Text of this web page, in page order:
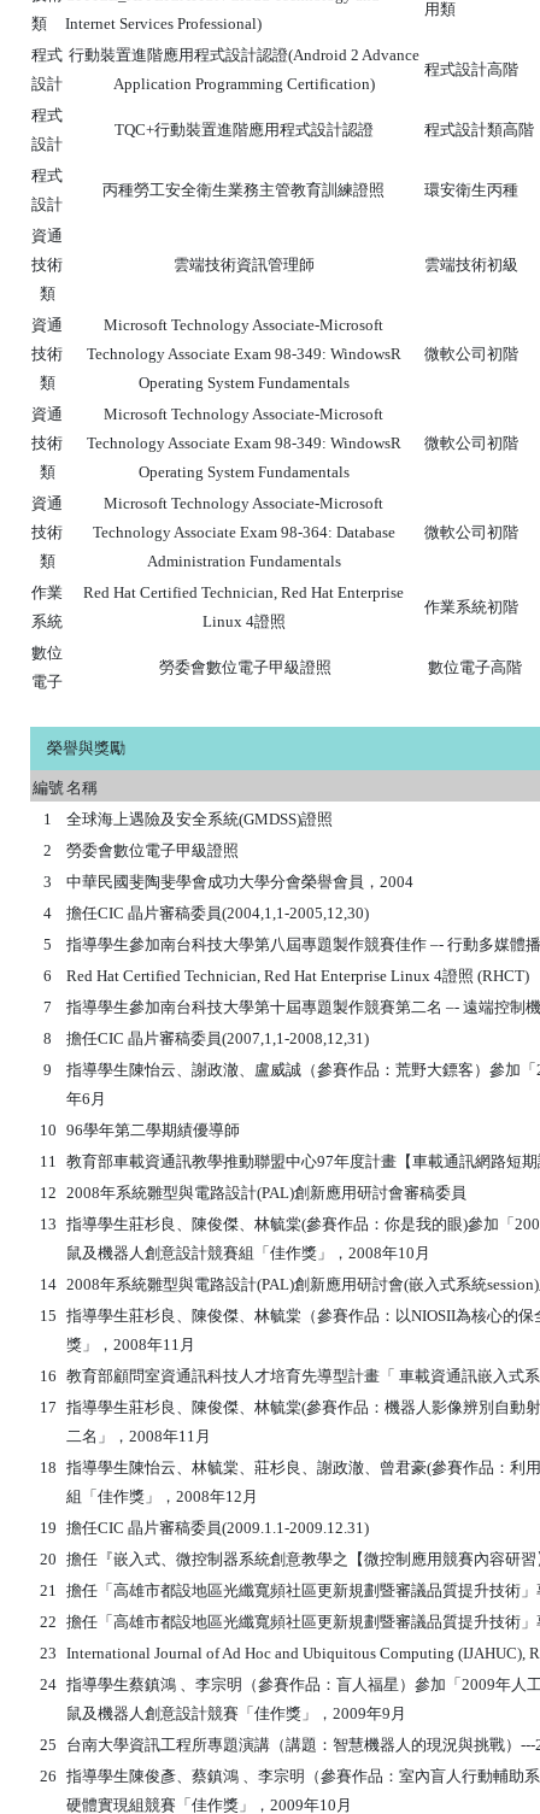
類
Internet Services Professional)
用類
程式
設計
行動裝置進階應用程式設計認證(Android 2 Advance
Application Programming Certification)
程式設計高階
程式
設計
TQC+行動裝置進階應用程式設計認證 程式設計類高階
程式
設計
丙種勞工安全衛生業務主管教育訓練證照 環安衛生丙種
資通
技術
類
雲端技術資訊管理師 雲端技術初級
資通
技術
類
Microsoft Technology Associate-Microsoft
Technology Associate Exam 98-349: WindowsR
Operating System Fundamentals
微軟公司初階
資通
技術
類
Microsoft Technology Associate-Microsoft
Technology Associate Exam 98-349: WindowsR
Operating System Fundamentals
微軟公司初階
資通
技術
類
Microsoft Technology Associate-Microsoft
Technology Associate Exam 98-364: Database
Administration Fundamentals
微軟公司初階
作業
系統
Red Hat Certified Technician, Red Hat Enterprise
Linux 4證照
作業系統初階
數位
電子
勞委會數位電子甲級證照 數位電子高階
榮譽與獎勵
編號名稱
1
全球海上遇險及安全系統(GMDSS)證照
2
勞委會數位電子甲級證照
3
中華民國斐陶斐學會成功大學分會榮譽會員，2004
4
擔任CIC 晶片審稿委員(2004,1,1-2005,12,30)
5
指導學生參加南台科技大學第八屆專題製作競賽佳作 –- 行動多媒體
6
Red Hat Certified Technician, Red Hat Enterprise Linux 4證照 (RHCT)
7
指導學生參加南台科技大學第十屆專題製作競賽第二名 –- 遠端控制
8
擔任CIC 晶片審稿委員(2007,1,1-2008,12,31)
9
指導學生陳怡云、謝政澈、盧威誠（參賽作品：荒野大鏢客）參加
年6月
10 96學年第二學期績優導師
11 教育部車載資通訊教學推動聯盟中心97年度計畫【車載通訊網路短
12 2008年系統雛型與電路設計(PAL)創新應用研討會審稿委員
13 指導學生莊杉良、陳俊傑、林毓棠(參賽作品：你是我的眼)參加「
鼠及機器人創意設計競賽組「佳作獎」，2008年10月
14 2008年系統雛型與電路設計(PAL)創新應用研討會(嵌入式系統
15 指導學生莊杉良、陳俊傑、林毓棠（參賽作品：以NIOSII為核心的
獎」，2008年11月
16 教育部顧問室資通訊科技人才培育先導型計畫「 車載資通訊嵌入式
17 指導學生莊杉良、陳俊傑、林毓棠(參賽作品：機器人影像辨別自動
二名」，2008年11月
18 指導學生陳怡云、林毓棠、莊杉良、謝政澈、曾君豪(參賽作品：利
組「佳作獎」，2008年12月
19 擔任CIC 晶片審稿委員(2009.1.1-2009.12.31)
20 擔任『嵌入式、微控制器系統創意教學之【微控制應用競賽內容研
21 擔任「高雄市都設地區光纖寬頻社區更新規劃暨審議品質提升技術
22 擔任「高雄市都設地區光纖寬頻社區更新規劃暨審議品質提升技術
23 International Journal of Ad Hoc and Ubiquitous Computing (IJAHUC),
24 指導學生蔡鎮鴻 、李宗明（參賽作品：盲人福星）參加「2009年
鼠及機器人創意設計競賽「佳作獎」，2009年9月
25
台南大學資訊工程所專題演講（講題：智慧機器人的現況與挑戰）---
26 指導學生陳俊彥、蔡鎮鴻 、李宗明（參賽作品：室內盲人行動輔助
硬體實現組競賽「佳作獎」，2009年10月